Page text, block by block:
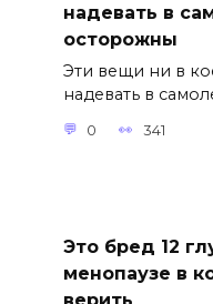
надевать в
осторожны
Эти вещи ни в
надевать в
0 341
Это бред 12
менопаузе в